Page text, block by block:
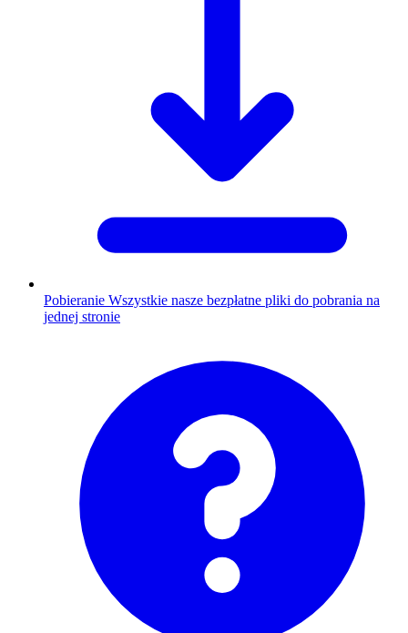
Pobieranie Wszystkie nasze bezpłatne pliki do pobrania na
jednej stronie